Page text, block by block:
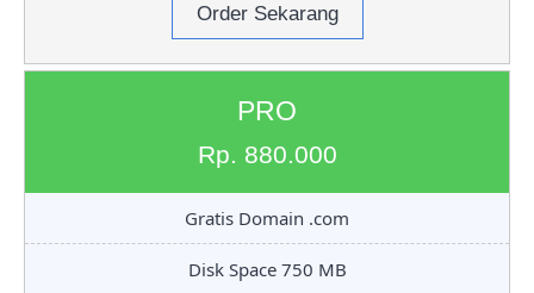
Order Sekarang
PRO
Rp. 880.000
Gratis Domain .com
Disk Space 750 MB